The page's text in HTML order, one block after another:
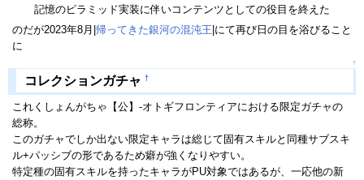
記憶のピラミッド実装に伴いコンテンツとしての役目を終えた
のだが2023年8月| 帰ってきた銀河の混沌王 |にて再び日の目を浴びること
に
↑
コレクションガチャ †
これくしょんがちゃ【公】-オトギフロンティアにおける限定ガチャの
総称。
このガチャでしか出ない限定キャラは総じて固有スキルと同種サブスキ
ル+パッシブの形であるため癖が強くなりやすい。
特定種の固有スキルを持ったキャラがPU対象ではあるが、一応他の新